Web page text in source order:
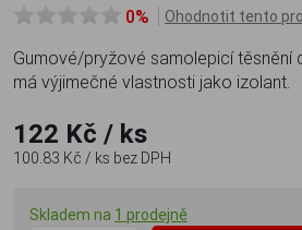
0% Ohodnotit tento
Gumové/pryžové samolepicí těsnění
má výjimečné vlastnosti jako izolant.
122 Kč / ks
100.83 Kč / ks bez DPH
Skladem na 1 prodejně